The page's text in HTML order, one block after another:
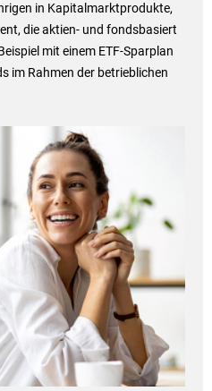
in Kapitalmarktprodukte,
die aktien- und fondsbasiert
mit einem ETF-Sparplan
im Rahmen der betrieblichen